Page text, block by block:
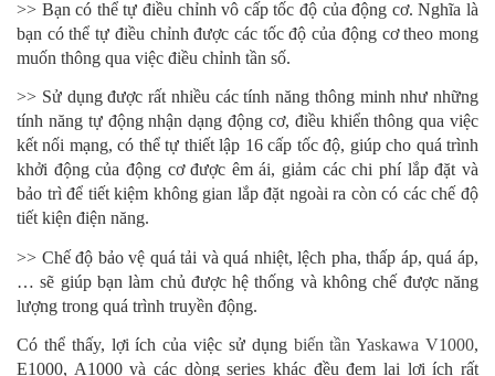
>> Bạn có thể tự điều chỉnh vô cấp tốc độ của động cơ. Nghĩa là
bạn có thể tự điều chỉnh được các tốc độ của động cơ theo mong
muốn thông qua việc điều chỉnh tần số.
>> Sử dụng được rất nhiều các tính năng thông minh như những
tính năng tự động nhận dạng động cơ, điều khiển thông qua việc
kết nối mạng, có thể tự thiết lập 16 cấp tốc độ, giúp cho quá trình
khởi động của động cơ được êm ái, giảm các chi phí lắp đặt và
bảo trì để tiết kiệm không gian lắp đặt ngoài ra còn có các chế độ
tiết kiện điện năng.
>> Chế độ bảo vệ quá tải và quá nhiệt, lệch pha, thấp áp, quá áp,
… sẽ giúp bạn làm chủ được hệ thống và không chế được năng
lượng trong quá trình truyền động.
Có thể thấy, lợi ích của việc sử dụng biến tần Yaskawa V1000,
E1000, A1000 và các dòng series khác đều đem lại lợi ích rất